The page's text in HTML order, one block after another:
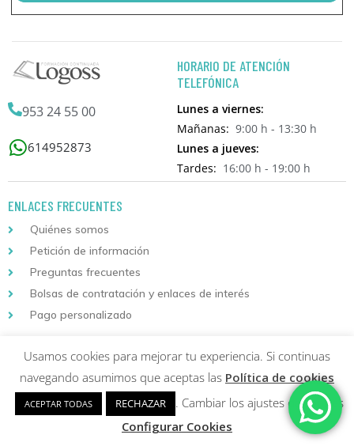
953 24 55 00
614952873
HORARIO DE ATENCIÓN
TELEFÓNICA
Lunes a viernes:
Mañanas: 9:00 h - 13:30 h
Lunes a jueves:
Tardes: 16:00 h - 19:00 h
ENLACES FRECUENTES
Quiénes somos
Petición de información
Preguntas frecuentes
Bolsas de contratación y enlaces de interés
Pago personalizado
INFORMACIÓN DE COMPRA
Localizador de envíos
Instrucciones de matriculación
Condiciones generales
Usamos cookies para mejorar tu experiencia. Si continuas
navegando asumimos que aceptas las Política de cookies
ACEPTAR TODAS RECHAZAR
. Cambiar los ajustes de cookies
Configurar Cookies